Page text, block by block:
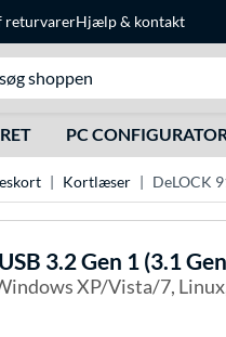
returvarerHjælp& kontakt
PC
Kortlæser DeLOCK
3.2 Gen 1 (3.1
XP/Vista/7, Linux,